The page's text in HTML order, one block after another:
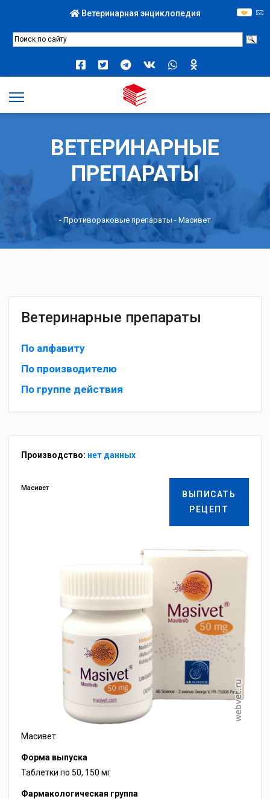
Ветеринарная энциклопедия
ВЕТЕРИНАРНЫЕ
ПРЕПАРАТЫ
- Противораковые препараты - Масивет
Ветеринарные препараты
По алфавиту
По производителю
По группе действия
Производство: нет данных
ВЫПИСАТЬ
РЕЦЕПТ
Масивет
Масивет
Форма выпуска
Таблетки по 50, 150 мг
Фармакологическая группа